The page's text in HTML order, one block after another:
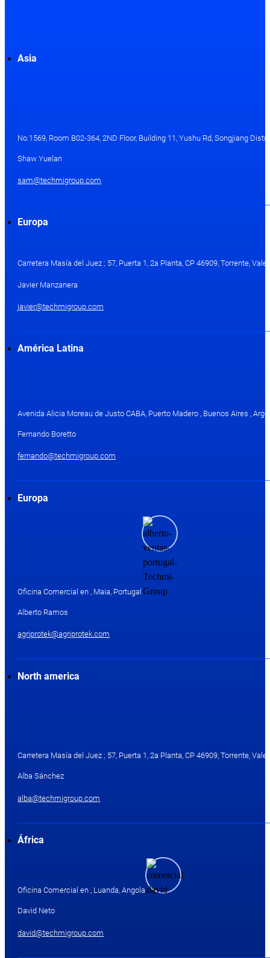
Asia
No.1569, Room B02-364, 2ND Floor, Building 11, Yushu Rd, Songjiang
Shaw Yuelan
sam@techmigroup.com
Europa
Carretera Masía del Juez ; 57, Puerta 1, 2a Planta, CP 46909, Torrente,
Javier Manzanera
javier@techmigroup.com
América Latina
Avenida Alicia Moreau de Justo CABA, Puerto Madero , Buenos Aires ,
Fernando Boretto
fernando@techmigroup.com
Europa
Oficina Comercial en , Maia, Portugal
Alberto Ramos
agriprotek@agriprotek.com
North america
Carretera Masía del Juez ; 57, Puerta 1, 2a Planta, CP 46909, Torrente,
Alba Sánchez
alba@techmigroup.com
África
Oficina Comercial en , Luanda, Angola
David Neto
david@techmigroup.com